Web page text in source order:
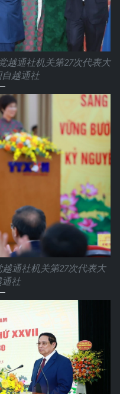
越通社机关第27次代表大
越通社
通社机关第27次代表大
社